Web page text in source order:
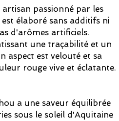
passionné par les
élaboré sans additifs ni
d'arômes artificiels.
une traçabilité et un
aspect est velouté et sa
rouge vive et éclatante.
a une saveur équilibrée
sous le soleil d'Aquitaine